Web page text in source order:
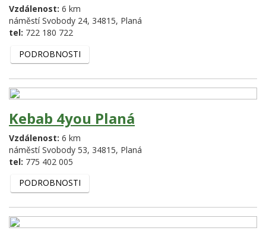
Vzdálenost: 6 km
náměstí Svobody 24, 34815, Planá
tel: 722 180 722
PODROBNOSTI
Kebab 4you Planá
Vzdálenost: 6 km
náměstí Svobody 53, 34815, Planá
tel: 775 402 005
PODROBNOSTI